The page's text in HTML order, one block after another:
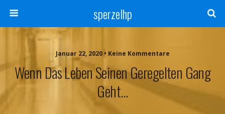
sperzelhp
Januar 22, 2020 • Keine Kommentare
Wenn Das Leben Seinen Geregelten Gang
Geht…